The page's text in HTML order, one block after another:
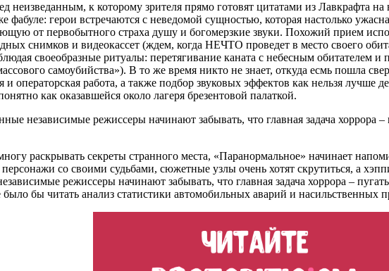
неизведанным, к которому зрителя прямо готовят цитатами из Лавкрафта
герои встречаются с неведомой сущностью, которая настолько
от первобытного страха душу и богомерзкие звуки. Похожий прием
снимков и видеокассет (ждем, когда НЕЧТО проведет в место своего
своеобразные ритуалы: перетягивание каната с небесным обитателем и
самоубийства»). В то же время никто не знает, откуда есмь пошла
операторская работа, а также подбор звуковых эффектов как нельзя
как оказавшейся около лагеря брезентовой палаткой.
независимые режиссеры начинают забывать, что главная задача хоррора –
раскрывать секреты странного места, «Паранормальное» начинает
со своими судьбами, сюжетные узлы очень хотят скрутиться, а
режиссеры начинают забывать, что главная задача хоррора –
бы читать анализ статистики автомобильных аварий и насильственных